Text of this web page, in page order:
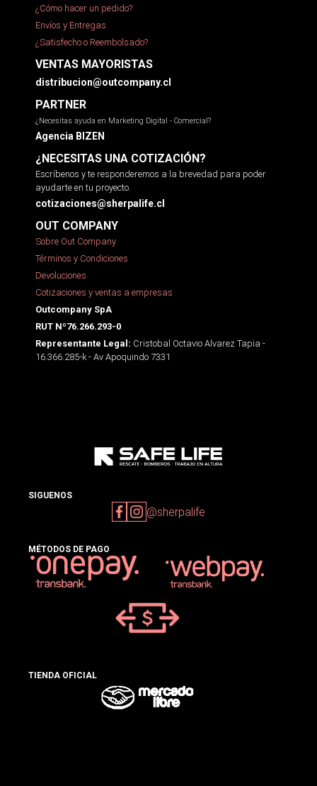
¿Cómo hacer un pedido?
Envíos y Entregas
¿Satisfecho o Reembolsado?
VENTAS MAYORISTAS
distribucion@outcompany.cl
PARTNER
¿Necesitas ayuda en Marketing Digital - Comercial?
Agencia BIZEN
¿NECESITAS UNA COTIZACIÓN?
Escríbenos y te responderemos a la brevedad para poder
ayudarte en tu proyecto.
cotizaciones@sherpalife.cl
OUT COMPANY
Sobre Out Company
Términos y Condiciones
Devoluciones
Cotizaciones y ventas a empresas
Outcompany SpA
RUT Nº76.266.293-0
Representante Legal: Cristobal Octavio Alvarez Tapia -
16.366.285-k - Av Apoquindo 7331
SIGUENOS
@sherpalife
MÉTODOS DE PAGO
TIENDA OFICIAL